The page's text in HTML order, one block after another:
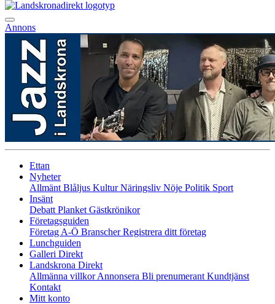
Annons
Ettan
Nyheter
Allmänt Blåljus KulturNäringsliv Nöje Politik Sport
Insänt
Debatt Planket Gästkrönikor
Företagsguiden
Företag A-Ö BranscherRegistrera ditt företag
Lunchguiden
Galleri Direkt
Landskrona Direkt
Allmänna villkorAnnonsera Bli prenumerant Kundtjänst
Kontakt
Mitt konto